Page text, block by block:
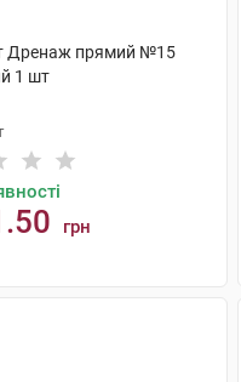
Дренаж прямий №15
1 шт
грн